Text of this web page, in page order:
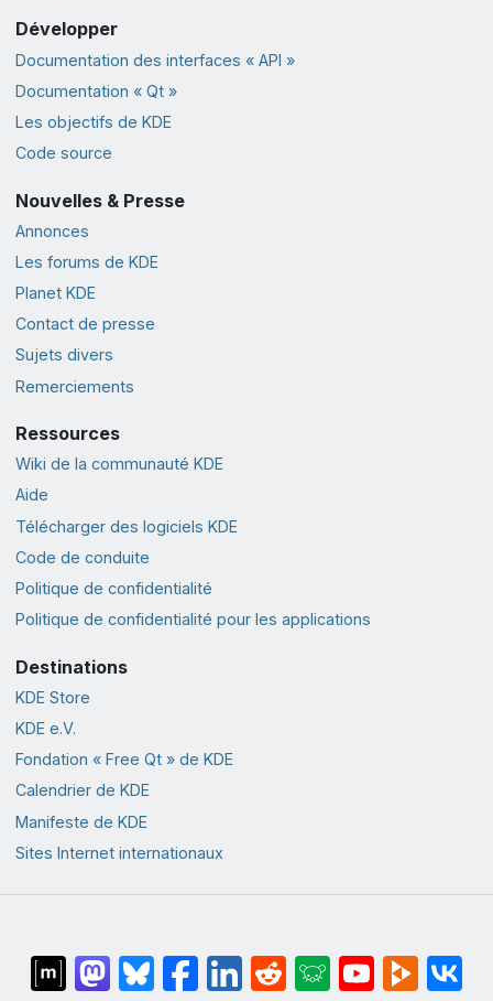
Développer
Documentation des interfaces « API »
Documentation « Qt »
Les objectifs de KDE
Code source
Nouvelles & Presse
Annonces
Les forums de KDE
Planet KDE
Contact de presse
Sujets divers
Remerciements
Ressources
Wiki de la communauté KDE
Aide
Télécharger des logiciels KDE
Code de conduite
Politique de confidentialité
Politique de confidentialité pour les applications
Destinations
KDE Store
KDE e.V.
Fondation « Free Qt » de KDE
Calendrier de KDE
Manifeste de KDE
Sites Internet internationaux